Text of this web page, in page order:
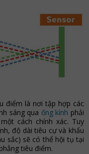
điểm là nơi tập hợp các
sáng qua ống kính phải
cách chính xác. Tuy
độ dài tiêu cự và khẩu
sắc) sẽ có thể hội tụ tại
tiêu điểm.